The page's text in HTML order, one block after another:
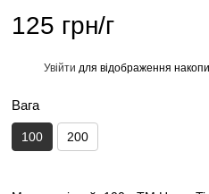
125 грн/г
Увійти для відображення
Вага
100 200